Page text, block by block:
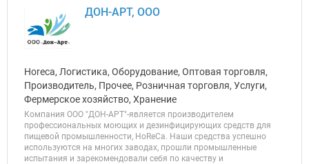
ДОН-АРТ, ООО
Horeca, Логистика, Оборудование, Оптовая торговля,
Производитель, Прочее, Розничная торговля, Услуги,
Фермерское хозяйство, Хранение
Компания ООО "ДОН-АРТ"-является производителем
профессиональных моющих и дезинфицирующих средств для
пищевой промышленности, HoReCa. Наши средства успешно
используются на многих заводах, прошли промышленные
испытания и зарекомендовали себя по качеству и